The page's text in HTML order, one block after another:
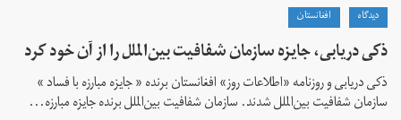
دیدگاه افغانستان
ذکی دریابی، جایزه سازمان شفافیت بین‌الملل را از آن خود کرد
ذکی دریابی و روزنامه «اطلاعات‌ روز» افغانستان برنده « جایزه مبارزه با فساد »
سازمان شفافیت بین‌الملل شدند. سازمان شفافیت بین‌الملل برنده جایزه مبارزه...